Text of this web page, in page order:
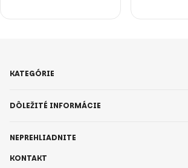
KONTAKT
KATEGÓRIE
DÔLEŽITÉ INFORMÁCIE
NEPREHLIADNITE